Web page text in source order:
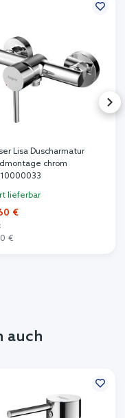
Lisa Duscharmatur
chrom
lieferbar
€
€
auch